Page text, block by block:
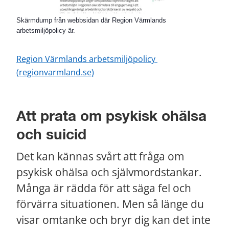
Skärmdump från webbsidan där Region Värmlands
arbetsmiljöpolicy är.
Region Värmlands arbetsmiljöpolicy
(regionvarmland.se)
Att prata om psykisk ohälsa
och suicid
Det kan kännas svårt att fråga om
psykisk ohälsa och självmordstankar.
Många är rädda för att säga fel och
förvärra situationen. Men så länge du
visar omtanke och bryr dig kan det inte